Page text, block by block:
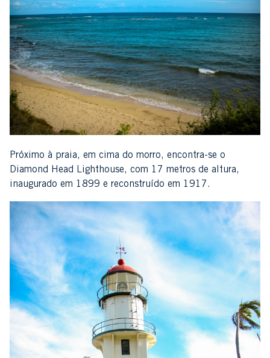
Próximo à praia, em cima do morro, encontra-se o
Diamond Head Lighthouse, com 17 metros de altura,
inaugurado em 1899 e reconstruído em 1917.